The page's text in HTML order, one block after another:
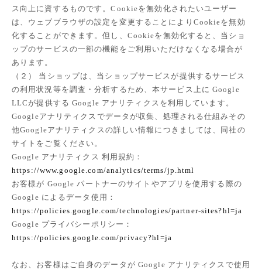
ス向上に資するものです。Cookieを無効化されたいユーザー
は、ウェブブラウザの設定を変更することによりCookieを無効
化することができます。但し、Cookieを無効化すると、当ショ
ップのサービスの一部の機能をご利用いただけなくなる場合が
あります。
（２） 当ショップは、当ショップサービスが提供するサービス
の利用状況等を調査・分析するため、本サービス上に Google
LLCが提供する Google アナリティクスを利用しています。
Googleアナリティクスでデータが収集、処理される仕組みその
他Googleアナリティクスの詳しい情報につきましては、同社の
サイトをご覧ください。
Google アナリティクス 利用規約：
https://www.google.com/analytics/terms/jp.html
お客様が Google パートナーのサイトやアプリを使用する際の
Google によるデータ使用：
https://policies.google.com/technologies/partner-sites?hl=ja
Google プライバシーポリシー：
https://policies.google.com/privacy?hl=ja
なお、お客様はご自身のデータが Google アナリティクスで使用